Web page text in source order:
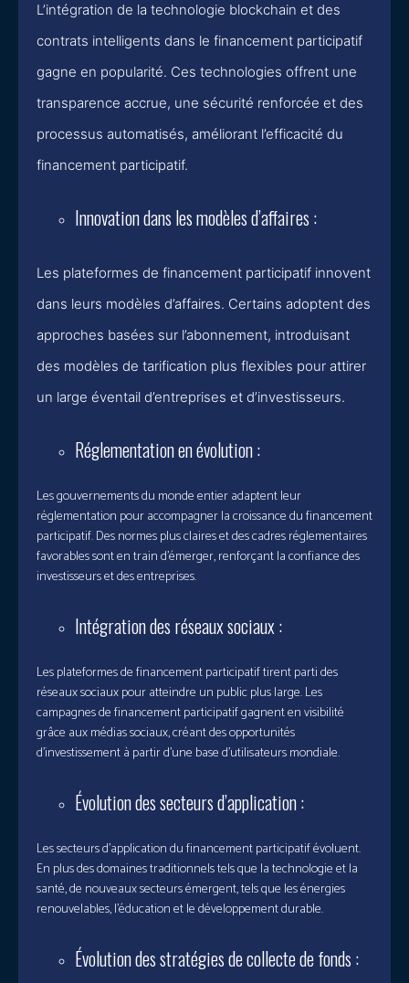
L’intégration de la technologie blockchain et des
contrats intelligents dans le financement participatif
gagne en popularité. Ces technologies offrent une
transparence accrue, une sécurité renforcée et des
processus automatisés, améliorant l’efficacité du
financement participatif.
Innovation dans les modèles d’affaires :
Les plateformes de financement participatif innovent
dans leurs modèles d’affaires. Certains adoptent des
approches basées sur l’abonnement, introduisant
des modèles de tarification plus flexibles pour attirer
un large éventail d’entreprises et d’investisseurs.
Réglementation en évolution :
Les gouvernements du monde entier adaptent leur
réglementation pour accompagner la croissance du financement
participatif. Des normes plus claires et des cadres réglementaires
favorables sont en train d’émerger, renforçant la confiance des
investisseurs et des entreprises.
Intégration des réseaux sociaux :
Les plateformes de financement participatif tirent parti des
réseaux sociaux pour atteindre un public plus large. Les
campagnes de financement participatif gagnent en visibilité
grâce aux médias sociaux, créant des opportunités
d’investissement à partir d’une base d’utilisateurs mondiale.
Évolution des secteurs d’application :
Les secteurs d’application du financement participatif évoluent.
En plus des domaines traditionnels tels que la technologie et la
santé, de nouveaux secteurs émergent, tels que les énergies
renouvelables, l’éducation et le développement durable.
Évolution des stratégies de collecte de fonds :